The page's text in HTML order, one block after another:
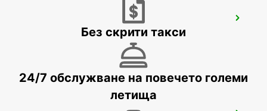
BLED - SLOVENIAБез скрити такси
24/7 обслужване на повечето големи
летища